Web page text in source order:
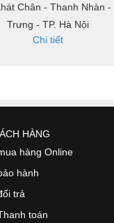
Chân - Thanh Nhàn -
Trưng - TP. Hà Nội
Chi tiết
HÀNG
hàng Online
hành
trả
toán